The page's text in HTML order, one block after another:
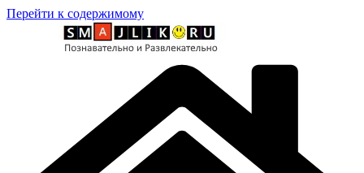
Перейти к содержимому